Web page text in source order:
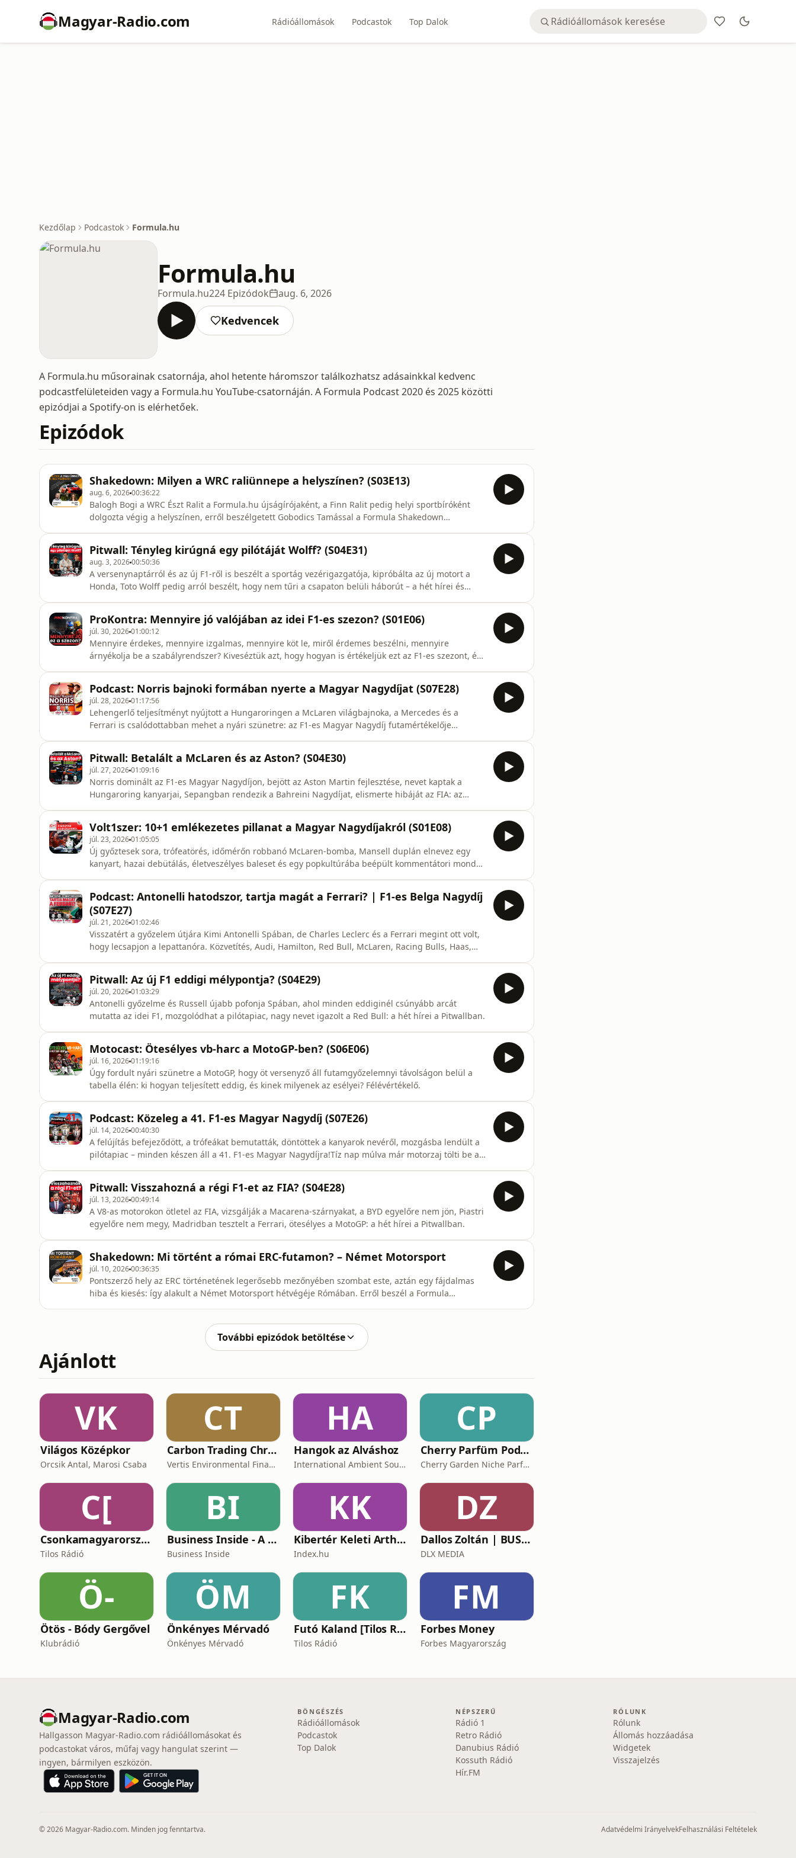
Magyar-Radio.com Rádióállomások Podcastok Top Dalok
Kezdőlap Podcastok Formula.hu
Formula.hu
Formula.hu224 Epizódok aug. 6, 2026
Kedvencek
A Formula.hu műsorainak csatornája, ahol hetente háromszor találkozhatsz adásainkkal kedvenc
podcastfelületeiden vagy a Formula.hu YouTube-csatornáján. A Formula Podcast 2020 és 2025 közötti
epizódjai a Spotify-on is elérhetőek.
Epizódok
Shakedown: Milyen a WRC raliünnepe a helyszínen? (S03E13)
aug. 6, 202600:36:22
Balogh Bogi a WRC Észt Ralit a Formula.hu újságírójaként, a Finn Ralit pedig helyi sportbíróként
dolgozta végig a helyszínen, erről beszélgetett Gobodics Tamással a Formula Shakedown
Pitwall: Tényleg kirúgná egy pilótáját Wolff? (S04E31)
aug. 3, 202600:50:36
A versenynaptárról és az új F1-ről is beszélt a sportág vezérigazgatója, kipróbálta az új motort a
Honda, Toto Wolff pedig arról beszélt, hogy nem tűri a csapaton belüli háborút – a hét hírei és
ProKontra: Mennyire jó valójában az idei F1-es szezon? (S01E06)
júl. 30, 202601:00:12
Mennyire érdekes, mennyire izgalmas, mennyire köt le, miről érdemes beszélni, mennyire
árnyékolja be a szabályrendszer? Kiveséztük azt, hogy hogyan is értékeljük ezt az F1-es szezont, és
Podcast: Norris bajnoki formában nyerte a Magyar Nagydíjat (S07E28)
júl. 28, 202601:17:56
Lehengerlő teljesítményt nyújtott a Hungaroringen a McLaren világbajnoka, a Mercedes és a
Ferrari is csalódottabban mehet a nyári szünetre: az F1-es Magyar Nagydíj futamértékelője
Pitwall: Betalált a McLaren és az Aston? (S04E30)
júl. 27, 202601:09:16
Norris dominált az F1-es Magyar Nagydíjon, bejött az Aston Martin fejlesztése, nevet kaptak a
Hungaroring kanyarjai, Sepangban rendezik a Bahreini Nagydíjat, elismerte hibáját az FIA: az
Volt1szer: 10+1 emlékezetes pillanat a Magyar Nagydíjakról (S01E08)
júl. 23, 202601:05:05
Új győztesek sora, trófeatörés, időmérőn robbanó McLaren-bomba, Mansell duplán elnevez egy
kanyart, hazai debütálás, életveszélyes baleset és egy popkultúrába beépült kommentátori mondat:
Podcast: Antonelli hatodszor, tartja magát a Ferrari? | F1-es Belga Nagydíj
(S07E27)
júl. 21, 202601:02:46
Visszatért a győzelem útjára Kimi Antonelli Spában, de Charles Leclerc és a Ferrari megint ott volt,
hogy lecsapjon a lepattanóra. Közvetítés, Audi, Hamilton, Red Bull, McLaren, Racing Bulls, Haas,
Pitwall: Az új F1 eddigi mélypontja? (S04E29)
júl. 20, 202601:03:29
Antonelli győzelme és Russell újabb pofonja Spában, ahol minden eddiginél csúnyább arcát
mutatta az idei F1, mozgolódhat a pilótapiac, nagy nevet igazolt a Red Bull: a hét hírei a Pitwallban.
Motocast: Ötesélyes vb-harc a MotoGP-ben? (S06E06)
júl. 16, 202601:19:16
Úgy fordult nyári szünetre a MotoGP, hogy öt versenyző áll futamgyőzelemnyi távolságon belül a
tabella élén: ki hogyan teljesített eddig, és kinek milyenek az esélyei? Félévértékelő.
Podcast: Közeleg a 41. F1-es Magyar Nagydíj (S07E26)
júl. 14, 202600:40:30
A felújítás befejeződött, a trófeákat bemutatták, döntöttek a kanyarok nevéről, mozgásba lendült a
pilótapiac – minden készen áll a 41. F1-es Magyar Nagydíjra!Tíz nap múlva már motorzaj tölti be a
kanyarokról beszélge
Pitwall: Visszahozná a régi F1-et az FIA? (S04E28)
júl. 13, 202600:49:14
A V8-as motorokon ötletel az FIA, vizsgálják a Macarena-szárnyakat, a BYD egyelőre nem jön, Piastri
egyelőre nem megy, Madridban tesztelt a Ferrari, ötesélyes a MotoGP: a hét hírei a Pitwallban.
Shakedown: Mi történt a római ERC-futamon? – Német Motorsport
júl. 10, 202600:36:35
Pontszerző hely az ERC történetének legerősebb mezőnyében szombat este, aztán egy fájdalmas
hiba és kiesés: így alakult a Német Motorsport hétvégéje Rómában. Erről beszél a Formula
További epizódok betöltése
Ajánlott
VK
Világos Középkor
Orcsik Antal, Marosi Csaba
CT
Carbon Trading Chronicles
Vertis Environmental Finance
HA
Hangok az Alváshoz
International Ambient Sounds
CP
Cherry Parfüm Podcast
Cherry Garden Niche Parfüméria
C[
Csonkamagyarország [Tilos Rádió podcast]
Tilos Rádió
BI
Business Inside - A vállalkozók pszichológiája
Business Inside
KK
Kibertér Keleti Arthurral
Index.hu
DZ
Dallos Zoltán | BUSINESS
DLX MEDIA
Ö-
Ötös - Bódy Gergővel
Klubrádió
ÖM
Önkényes Mérvadó
Önkényes Mérvadó
FK
Futó Kaland [Tilos Rádió podcast]
Tilos Rádió
FM
Forbes Money
Forbes Magyarország
Magyar-Radio.com
Hallgasson Magyar-Radio.com rádióállomásokat és
podcastokat város, műfaj vagy hangulat szerint —
ingyen, bármilyen eszközön.
BÖNGÉSZÉS
Rádióállomások
Podcastok
Top Dalok
NÉPSZERŰ
Rádió 1
Retro Rádió
Danubius Rádió
Kossuth Rádió
Hír.FM
RÓLUNK
Rólunk
Állomás hozzáadása
Widgetek
Visszajelzés
© 2026 Magyar-Radio.com. Minden jog fenntartva. Adatvédelmi IrányelvekFelhasználási Feltételek